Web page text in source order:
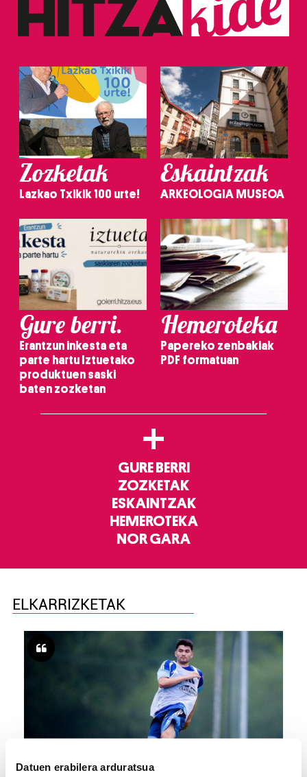
Datuen erabilera arduratsua
Zozketak
Lazkao Txikik 100 urte!
Eskaintzak
ARKEOLOGIA MUSEOA
Gure berri.
Erantzun inkesta eta
parte hartu Iztuetako
produktuen saski
baten zozketan
Hemeroteka
Papereko zenbakiak
PDF formatuan
+
GURE BERRI
ZOZKETAK
ESKAINTZAK
HEMEROTEKA
NOR GARA
ELKARRIZKETAK
FUTBOLA